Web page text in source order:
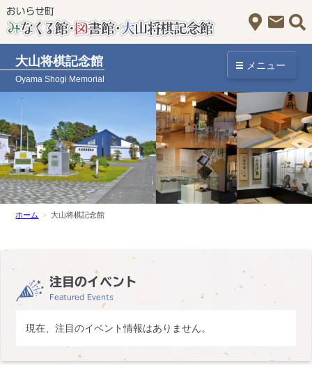
アクセス
お問
大山将棋記念館
Oyama Shogi Memorial
メニュー
ホーム 大山将棋記念館
注目のイベント
Featured Events
現在、注目のイベント情報はありません。